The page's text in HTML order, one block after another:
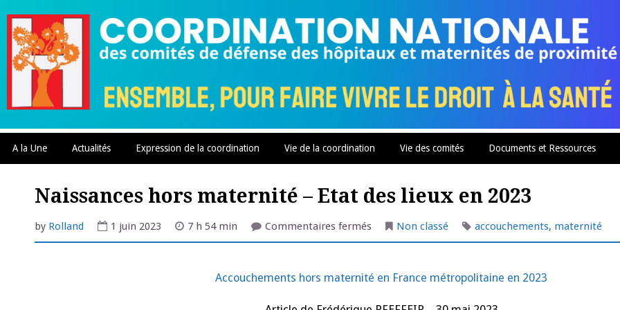
content
A la Une Actualités Expression de la coordination Vie de la coordination Vie des comités Documents et Ressources
Naissances hors maternité – Etat des lieux en 2023
by Rolland 1 juin 2023 7 h 54 min Commentaires ferméssur
hors
Etat
des
en
Non classé accouchements, maternité
Accouchements hors maternité en France métropolitaine en 2023